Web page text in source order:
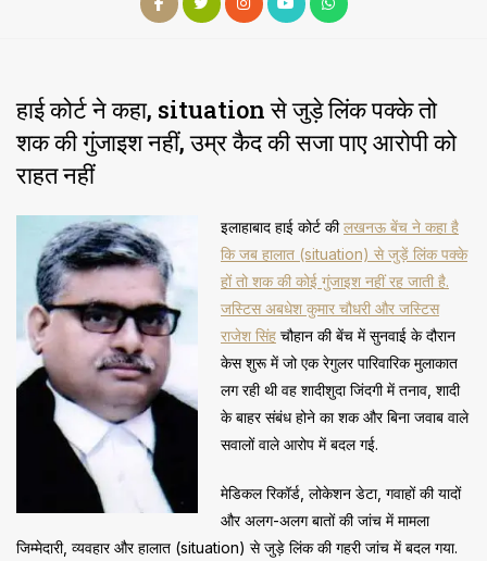
हाई कोर्ट ने कहा, situation से जुड़े लिंक पक्के तो
शक की गुंजाइश नहीं, उम्र कैद की सजा पाए आरोपी को
राहत नहीं
इलाहाबाद हाई कोर्ट कीलखनऊ बेंच ने कहा है
कि जब हालात (situation) से जुड़ें लिंक पक्के
हों तो शक की कोई गुंजाइश नहीं रह जाती है.
जस्टिस अबधेश कुमार चौधरी और जस्टिस
राजेश सिंह चौहान की बेंच में सुनवाई के दौरान
केस शुरू में जो एक रेगुलर पारिवारिक मुलाकात
लग रही थी वह शादीशुदा जिंदगी में तनाव, शादी
के बाहर संबंध होने का शक और बिना जवाब वाले
सवालों वाले आरोप में बदल गई.
मेडिकल रिकॉर्ड, लोकेशन डेटा, गवाहों की यादों
और अलग-अलग बातों की जांच में मामला
जिम्मेदारी, व्यवहार और हालात (situation) से जुड़े लिंक की गहरी जांच में बदल गया.